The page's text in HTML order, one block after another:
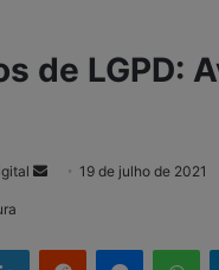
de LGPD:
19 de julho de 2021